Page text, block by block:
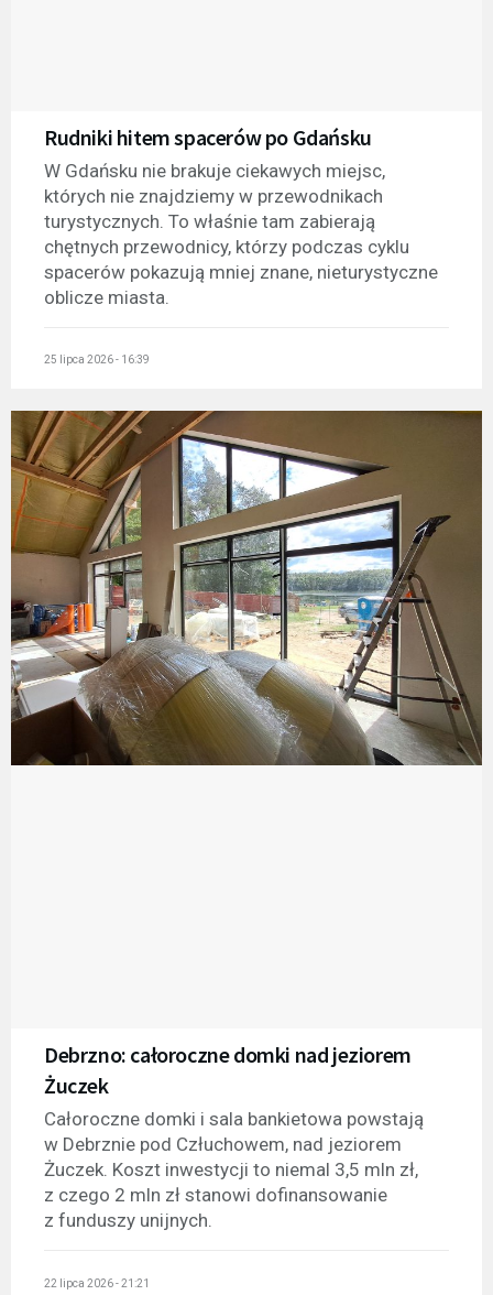
Rudniki hitem spacerów po Gdańsku
W Gdańsku nie brakuje ciekawych miejsc,
których nie znajdziemy w przewodnikach
turystycznych. To właśnie tam zabierają
chętnych przewodnicy, którzy podczas cyklu
spacerów pokazują mniej znane, nieturystyczne
oblicze miasta.
25 lipca 2026 - 16:39
Debrzno: całoroczne domki nad jeziorem
Żuczek
Całoroczne domki i sala bankietowa powstają
w Debrznie pod Człuchowem, nad jeziorem
Żuczek. Koszt inwestycji to niemal 3,5 mln zł,
z czego 2 mln zł stanowi dofinansowanie
z funduszy unijnych.
22 lipca 2026 - 21:21